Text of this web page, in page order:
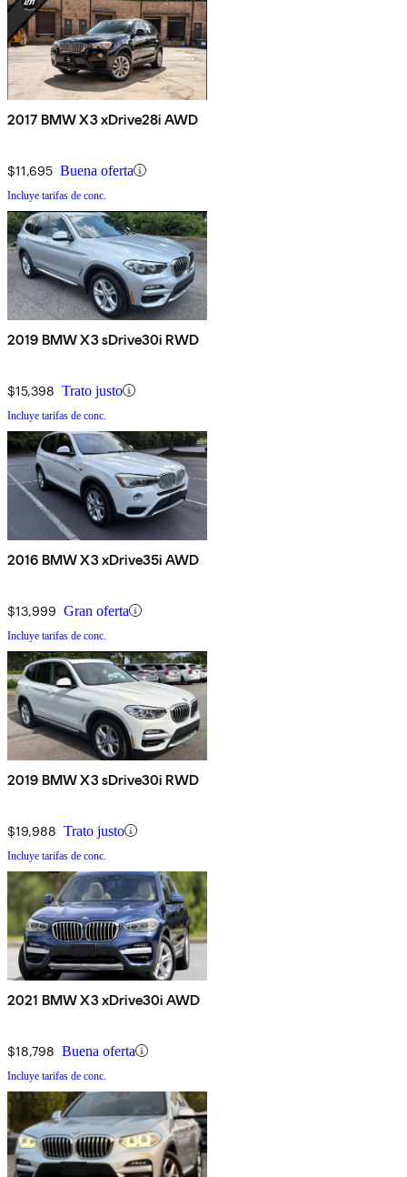
2017 BMW X3 xDrive28i AWD
$11,695 Buena oferta
Incluye tarifas de conc.
2019 BMW X3 sDrive30i RWD
$15,398 Trato justo
Incluye tarifas de conc.
2016 BMW X3 xDrive35i AWD
$13,999 Gran oferta
Incluye tarifas de conc.
2019 BMW X3 sDrive30i RWD
$19,988 Trato justo
Incluye tarifas de conc.
2021 BMW X3 xDrive30i AWD
$18,798 Buena oferta
Incluye tarifas de conc.